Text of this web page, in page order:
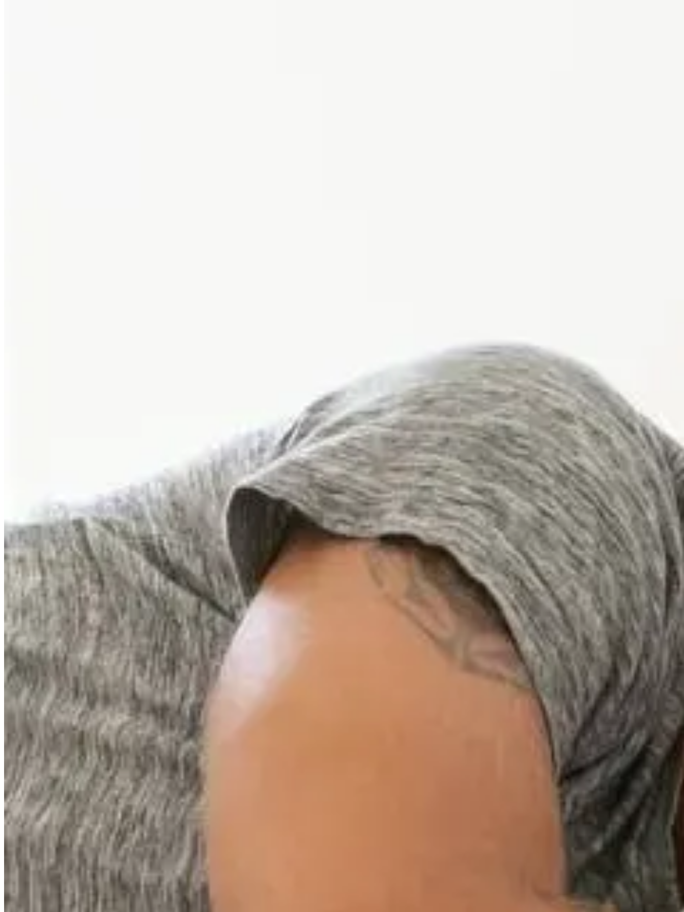
Publié le 16 juillet 2025 à 10:45
Le sommeil est un pilier fondamental de notre bien-être, et pourtant, nombreux sont ceux qui peinent à trouver le repos nocturne idéal. Vous vous retournez dans votre lit, cherchant
désespérément cette position parfaite qui vous fera sombrer dans les bras de Morphée. La qualité de votre sommeil influence directement votre santé physique et mentale, votre productivité
et même votre humeur. Alors, comment transformer votre lit en un havre de paix propice à un sommeil réparateur ?
L'importance d'une literie de qualité pour un sommeil optimal
Imaginez-vous allongé sur un nuage, enveloppé dans une douceur infinie. Ce n'est pas un rêve inaccessible, mais bien la promesse d'une literie de qualité. Le choix de votre matelas et de
vos oreillers joue un rôle prépondérant pour
dormir confortablement
. Un matelas inadapté peut causer des douleurs dorsales, des tensions musculaires et des nuits agitées. Les matériaux
utilisés, comme la mousse à mémoire de forme ou le latex naturel, offrent un soutien optimal et s'adaptent à la morphologie de votre corps. Les oreillers, souvent négligés, sont tout aussi
essentiels. Un oreiller ergonomique maintient votre tête et votre cou dans une position neutre, évitant ainsi les douleurs cervicales. Les housses en fibres naturelles, comme le coton ou le
lin, permettent une meilleure régulation de la température, vous gardant au frais pendant les nuits chaudes. Investir dans une literie de qualité est un investissement pour votre santé et votre
bien-être.
Les différents types de matelas et leurs avantages
Les matelas en mousse à mémoire de forme épousent parfaitement les contours de votre corps, offrant un soutien personnalisé. Ils sont idéaux pour ceux qui souffrent de douleurs
articulaires ou musculaires. Les matelas en latex naturel, quant à eux, sont hypoallergéniques et offrent une excellente ventilation, parfaits pour les personnes allergiques ou sensibles à la
chaleur.
Comment choisir son oreiller ?
Le choix de l'oreiller dépend de votre position de sommeil. Les dormeurs sur le côté ont besoin d'un oreiller plus épais pour maintenir l'alignement de la colonne vertébrale. Les dormeurs